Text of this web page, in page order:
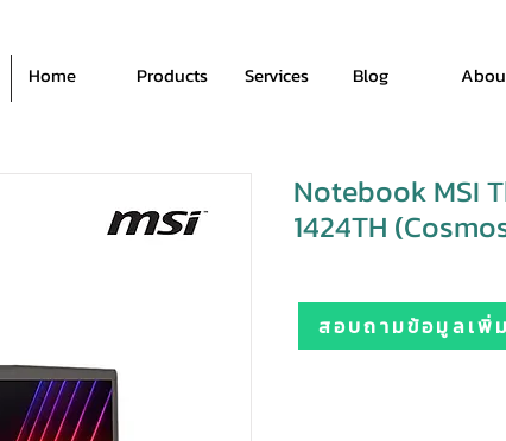
Home Products Services Blog
Notebook MSI
1424TH
สอบถามข้อมูลเพิ่